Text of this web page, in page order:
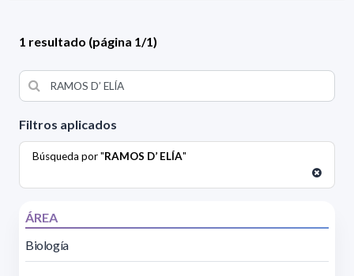
Filtros aplicados
Búsqueda por "RAMOS D’ ELÍA"
ÁREA
Biología
1 resultado (página 1/1)